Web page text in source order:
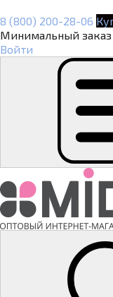
8 (800) 200-28-06
Минимальный заказ
Войти